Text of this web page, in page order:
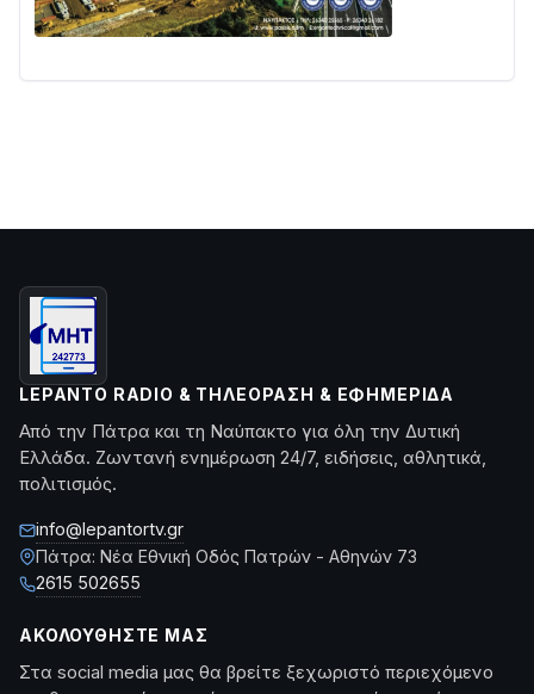
LEPANTO RADIO & ΤΗΛΕΌΡΑΣΗ & ΕΦΗΜΕΡΊΔΑ
Από την Πάτρα και τη Ναύπακτο για όλη την Δυτική
Ελλάδα. Ζωντανή ενημέρωση 24/7, ειδήσεις, αθλητικά,
πολιτισμός.
info@lepantortv.gr
Πάτρα: Νέα Εθνική Οδός Πατρών - Αθηνών 73
2615 502655
ΑΚΟΛΟΥΘΉΣΤΕ ΜΑΣ
Στα social media μας θα βρείτε ξεχωριστό περιεχόμενο